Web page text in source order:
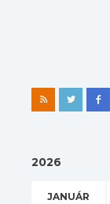
2026
JANUÁR